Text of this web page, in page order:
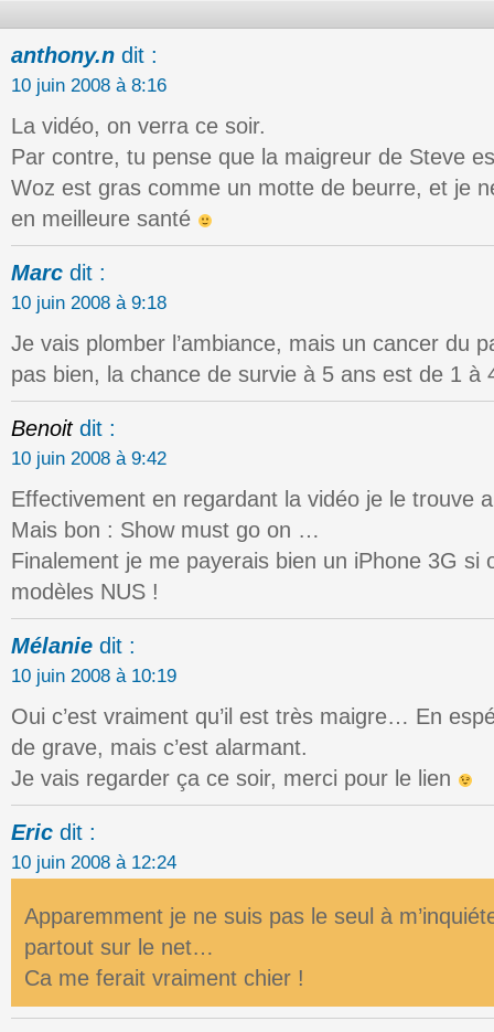
anthony.n dit :
10 juin 2008 à 8:16
La vidéo, on verra ce soir.
Par contre, tu pense que la maigreur de Steve
Woz est gras comme un motte de beurre, et je
en meilleure santé
Marc dit :
10 juin 2008 à 9:18
Je vais plomber l’ambiance, mais un cancer du
pas bien, la chance de survie à 5 ans est de 1
Benoit dit :
10 juin 2008 à 9:42
Effectivement en regardant la vidéo je le trouve
Mais bon : Show must go on …
Finalement je me payerais bien un iPhone 3G si
modèles NUS !
Mélanie dit :
10 juin 2008 à 10:19
Oui c’est vraiment qu’il est très maigre… En
de grave, mais c’est alarmant.
Je vais regarder ça ce soir, merci pour le lien
Eric dit :
10 juin 2008 à 12:24
Apparemment je ne suis pas le seul à
partout sur le net…
Ca me ferait vraiment chier !